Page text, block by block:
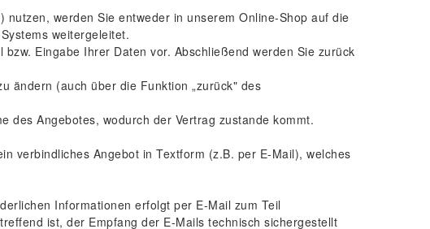
werden Sie entweder in unserem Online-Shop auf die
weitergeleitet.
Eingabe Ihrer Daten vor. Abschließend werden Sie zurück
ändern (auch über die Funktion „zurück" des
des Angebotes, wodurch der Vertrag zustande kommt.
verbindliches Angebot in Textform (z.B. per E-Mail), welches
Informationen erfolgt per E-Mail zum Teil
ist, der Empfang der E-Mails technisch sichergestellt